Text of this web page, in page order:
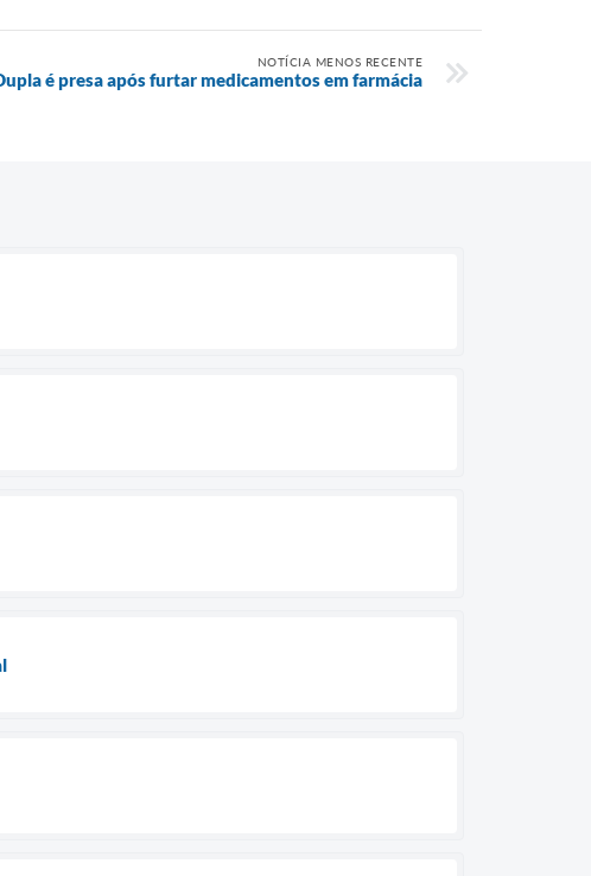
NOTÍCIA MENOS RECENTE
é presa após furtar medicamentos em farmácia